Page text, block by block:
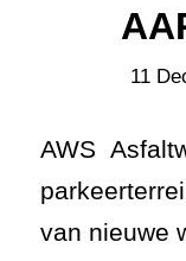
11
AWS
van nieuwe